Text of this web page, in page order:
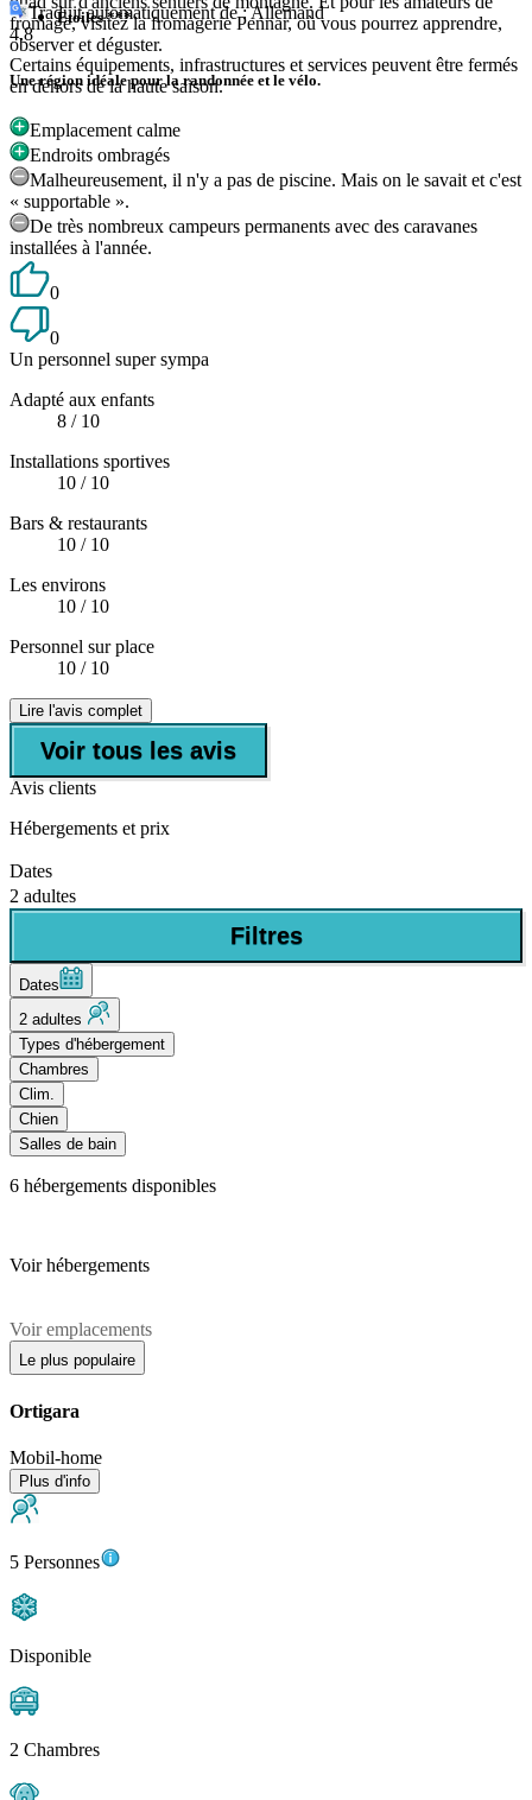
fromage, visitez la fromagerie Pennar, où vous pourrez apprendre,
observer et déguster.
Etoiles ***
Certains équipements, infrastructures et services peuvent être fermés
en dehors de la haute saison.
Traduit automatiquement de : Allemand
4.8
Une région idéale pour la randonnée et le vélo.
Emplacement calme
Endroits ombragés
Malheureusement, il n'y a pas de piscine. Mais on le savait et c'est
« supportable ».
De très nombreux campeurs permanents avec des caravanes
installées à l'année.
0
0
Un personnel super sympa
Adapté aux enfants
8 / 10
Installations sportives
10 / 10
Bars & restaurants
10 / 10
Les environs
10 / 10
Personnel sur place
10 / 10
Lire l'avis complet
Voir tous les avis
Avis clients
Hébergements et prix
Dates
2 adultes
Filtres
Dates
2 adultes
Types d'hébergement
Chambres
Clim.
Chien
Salles de bain
6 hébergements disponibles
Voir hébergements
Voir emplacements
Le plus populaire
Ortigara
Mobil-home
Plus d'info
5 Personnes
Disponible
2 Chambres